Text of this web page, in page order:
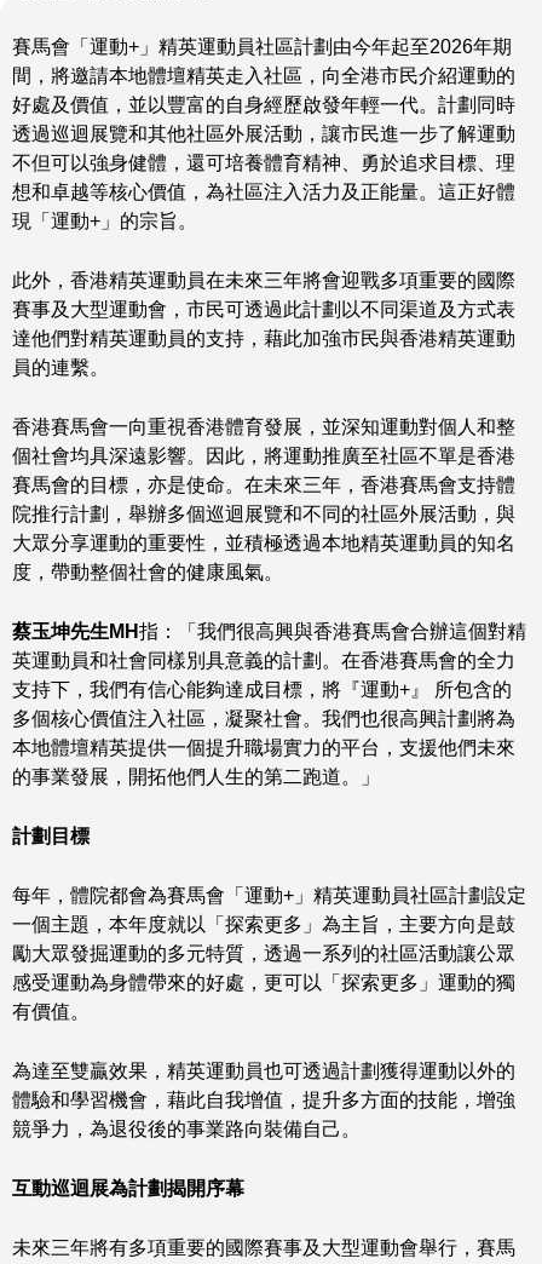
賽馬會「運動+」精英運動員社區計劃由今年起至2026年期
間，將邀請本地體壇精英走入社區，向全港市民介紹運動的
好處及價值，並以豐富的自身經歷啟發年輕一代。計劃同時
透過巡迴展覽和其他社區外展活動，讓市民進一步了解運動
不但可以強身健體，還可培養體育精神、勇於追求目標、理
想和卓越等核心價值，為社區注入活力及正能量。這正好體
現「運動+」的宗旨。
此外，香港精英運動員在未來三年將會迎戰多項重要的國際
賽事及大型運動會，市民可透過此計劃以不同渠道及方式表
達他們對精英運動員的支持，藉此加強市民與香港精英運動
員的連繫。
香港賽馬會一向重視香港體育發展，並深知運動對個人和整
個社會均具深遠影響。因此，將運動推廣至社區不單是香港
賽馬會的目標，亦是使命。在未來三年，香港賽馬會支持體
院推行計劃，舉辦多個巡迴展覽和不同的社區外展活動，與
大眾分享運動的重要性，並積極透過本地精英運動員的知名
度，帶動整個社會的健康風氣。
蔡玉坤先生MH指：「我們很高興與香港賽馬會合辦這個對精
英運動員和社會同樣別具意義的計劃。在香港賽馬會的全力
支持下，我們有信心能夠達成目標，將『運動+』 所包含的
多個核心價值注入社區，凝聚社會。我們也很高興計劃將為
本地體壇精英提供一個提升職場實力的平台，支援他們未來
的事業發展，開拓他們人生的第二跑道。」
計劃目標
每年，體院都會為賽馬會「運動+」精英運動員社區計劃設定
一個主題，本年度就以「探索更多」為主旨，主要方向是鼓
勵大眾發掘運動的多元特質，透過一系列的社區活動讓公眾
感受運動為身體帶來的好處，更可以「探索更多」運動的獨
有價值。
為達至雙贏效果，精英運動員也可透過計劃獲得運動以外的
體驗和學習機會，藉此自我增值，提升多方面的技能，增強
競爭力，為退役後的事業路向裝備自己。
互動巡迴展為計劃揭開序幕
未來三年將有多項重要的國際賽事及大型運動會舉行，賽馬